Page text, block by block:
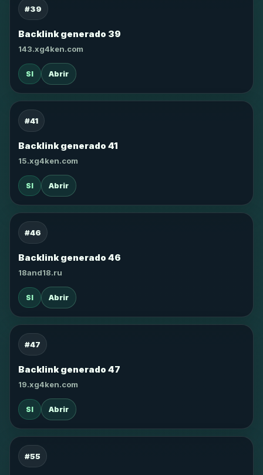
#39
Backlink generado 39
143.xg4ken.com
SI Abrir
#41
Backlink generado 41
15.xg4ken.com
SI Abrir
#46
Backlink generado 46
18and18.ru
SI Abrir
#47
Backlink generado 47
19.xg4ken.com
SI Abrir
#55